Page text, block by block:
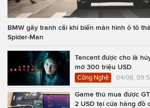
BMW gây tranh cãi khi biến màn hình ô tô
Spider-Man
Tencent được cho là
mở 300 triệu USD
Công Nghệ 04/08,
Game thủ mua được
2 USD tại cửa hàng đồ